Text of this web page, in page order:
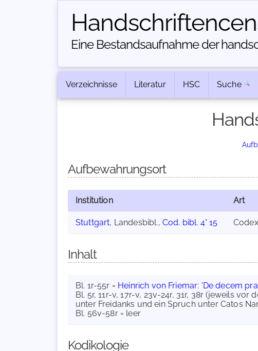
Eine Bestandsaufnahme der
Verzeichnisse Literatur HSC Suche
Aufbewahrungsort
Institution Art
Stuttgart, Landesbibl., Cod. bibl. 4° 15 Codex
Inhalt
Bl. 1r-55r = Heinrich von Friemar: 'De decem
Bl. 5r, 11r-v, 17r-v, 23v-24r, 31r, 38r (jeweils vor
unter Freidanks und ein Spruch unter Catos
Bl. 56v-58r = leer
Kodikologie